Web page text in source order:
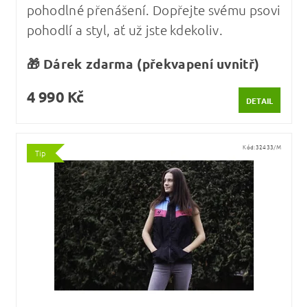
pohodlné přenášení. Dopřejte svému psovi
pohodlí a styl, ať už jste kdekoliv.
🎁 Dárek zdarma (překvapení uvnitř)
4 990 Kč DETAIL
Tip
Kód:32433/M